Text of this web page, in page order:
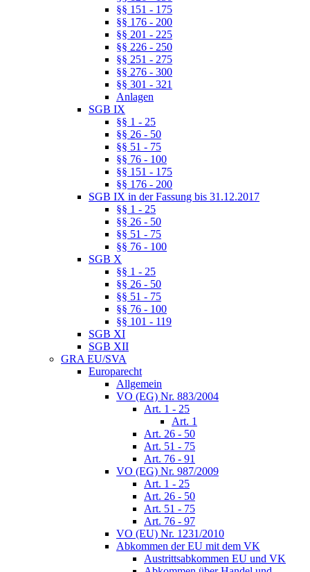
§§ 151 - 175
§§ 176 - 200
§§ 201 - 225
§§ 226 - 250
§§ 251 - 275
§§ 276 - 300
§§ 301 - 321
Anlagen
SGB IX
§§ 1 - 25
§§ 26 - 50
§§ 51 - 75
§§ 76 - 100
§§ 151 - 175
§§ 176 - 200
SGB IX in der Fassung bis 31.12.2017
§§ 1 - 25
§§ 26 - 50
§§ 51 - 75
§§ 76 - 100
SGB X
§§ 1 - 25
§§ 26 - 50
§§ 51 - 75
§§ 76 - 100
§§ 101 - 119
SGB XI
SGB XII
GRA EU/SVA
Europarecht
Allgemein
VO (EG) Nr. 883/2004
Art. 1 - 25
Art. 1
Art. 26 - 50
Art. 51 - 75
Art. 76 - 91
VO (EG) Nr. 987/2009
Art. 1 - 25
Art. 26 - 50
Art. 51 - 75
Art. 76 - 97
VO (EU) Nr. 1231/2010
Abkommen der EU mit dem VK
Austrittsabkommen EU und VK